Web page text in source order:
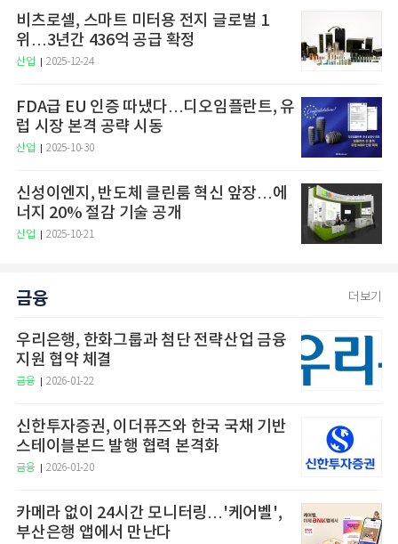
비츠로셀, 스마트 미터용 전지 글로벌 1
위…3년간 436억 공급 확정
산업 2025-12-24
FDA급 EU 인증 따냈다…디오임플란트, 유
럽 시장 본격 공략 시동
산업 2025-10-30
신성이엔지, 반도체 클린룸 혁신 앞장…에
너지 20% 절감 기술 공개
산업 2025-10-21
금융 더보기
우리은행, 한화그룹과 첨단 전략산업 금융
지원 협약 체결
금융 2026-01-22
신한투자증권, 이더퓨즈와 한국 국채 기반
스테이블본드 발행 협력 본격화
금융 2026-01-20
카메라 없이 24시간 모니터링…'케어벨',
부산은행 앱에서 만난다